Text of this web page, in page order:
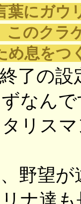
にガウ
のクラ
息をつ
了の設
なん
リスマ
野望
ナ達も